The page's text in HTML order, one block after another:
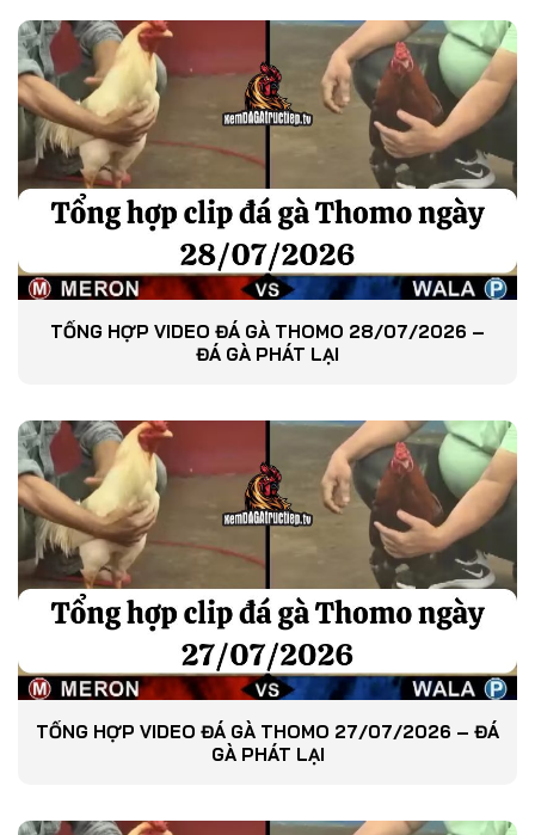
TỔNG HỢP VIDEO ĐÁ GÀ THOMO 28/07/2026 –
ĐÁ GÀ PHÁT LẠI
TỔNG HỢP VIDEO ĐÁ GÀ THOMO 27/07/2026 – ĐÁ
GÀ PHÁT LẠI